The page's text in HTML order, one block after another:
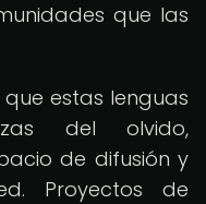
que las
estas lenguas
del olvido,
de difusión y
Proyectos de